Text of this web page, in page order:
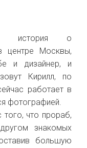
история о
центре Москвы,
и дизайнер, и
Кирилл, по
работает в
фотографией.
что прораб,
знакомых
большую